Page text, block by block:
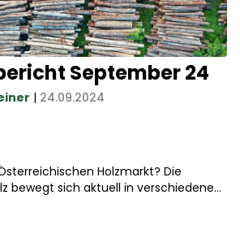
September 24
| 24.09.2024
Holzmarkt? Die
bewegt sich aktuell in verschiedene